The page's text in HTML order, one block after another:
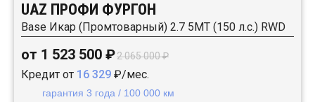
UAZ ПРОФИ ФУРГОН
Base Икар (Промтоварный) 2.7 5MT (150 л.с.) RWD
от 1 523 500 ₽2 065 000 ₽
Кредит от 16 329 ₽/мес.
гарантия 3 года / 100 000 км